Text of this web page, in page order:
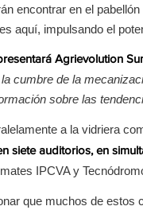
encontrar en el
aquí, impulsando el
Agrievolution
cumbre de la
sobre las
a la vidriera
siete auditorios, en
IPCVA y
que muchos de estos